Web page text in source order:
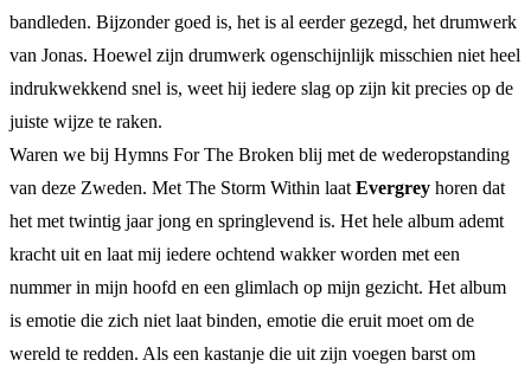
bandleden. Bijzonder goed is, het is al eerder gezegd, het drumwerk
van Jonas. Hoewel zijn drumwerk ogenschijnlijk misschien niet heel
indrukwekkend snel is, weet hij iedere slag op zijn kit precies op de
juiste wijze te raken.
Waren we bij Hymns For The Broken blij met de wederopstanding
van deze Zweden. Met The Storm Within laat Evergrey horen dat
het met twintig jaar jong en springlevend is. Het hele album ademt
kracht uit en laat mij iedere ochtend wakker worden met een
nummer in mijn hoofd en een glimlach op mijn gezicht. Het album
is emotie die zich niet laat binden, emotie die eruit moet om de
wereld te redden. Als een kastanje die uit zijn voegen barst om